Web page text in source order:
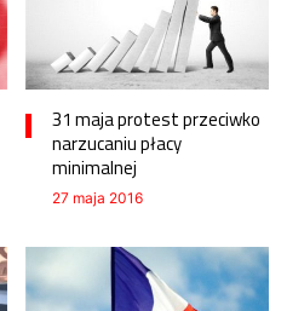
31 maja protest przeciwko
narzucaniu płacy
minimalnej
27 maja 2016